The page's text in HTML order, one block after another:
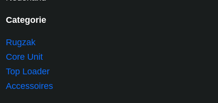
Categorie
Rugzak
Core Unit
Top Loader
Accessoires